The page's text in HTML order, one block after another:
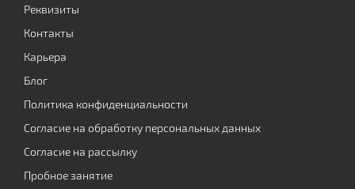
Реквизиты
Контакты
Карьера
Блог
Политика конфиденциальности
Согласие на обработку персональных данных
Согласие на рассылку
Пробное занятие